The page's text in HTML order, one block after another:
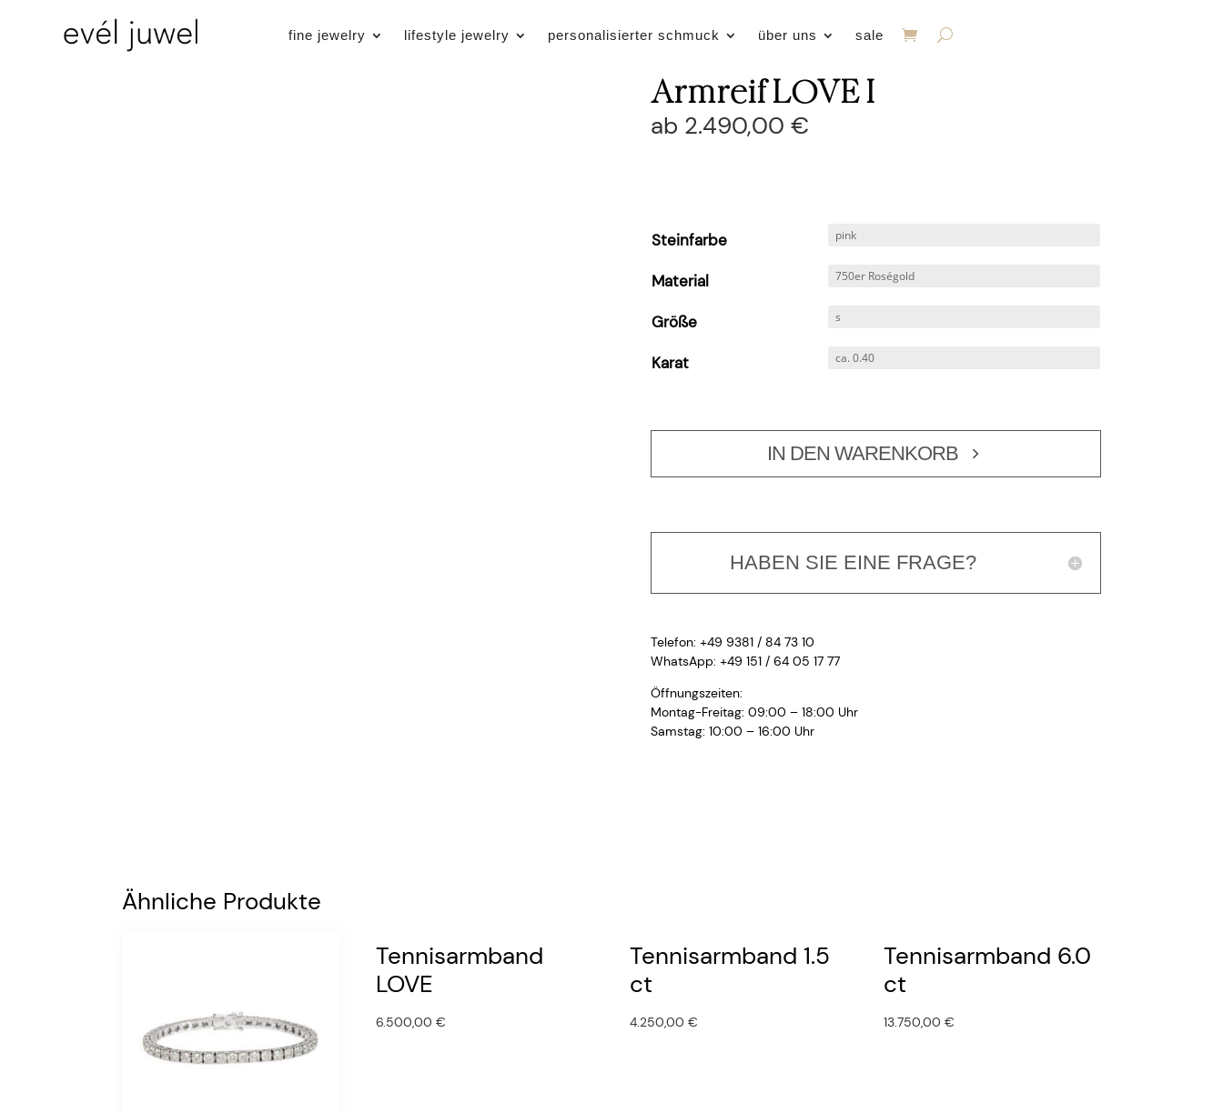
fine jewelry lifestyle jewelry personalisierter schmuck über uns sale
Armreif LOVE I
ab 2.490,00 €
Steinfarbe
Material
Größe
Karat
IN DEN WARENKORB
HABEN SIE EINE FRAGE?
Telefon: +49 9381 / 84 73 10
WhatsApp: +49 151 / 64 05 17 77
Öffnungszeiten:
Montag-Freitag: 09:00 – 18:00 Uhr
Samstag: 10:00 – 16:00 Uhr
Ähnliche Produkte
Tennisarmband
LOVE
6.500,00€
Tennisarmband 1.5
ct
4.250,00€
Tennisarmband 6.0
ct
13.750,00€